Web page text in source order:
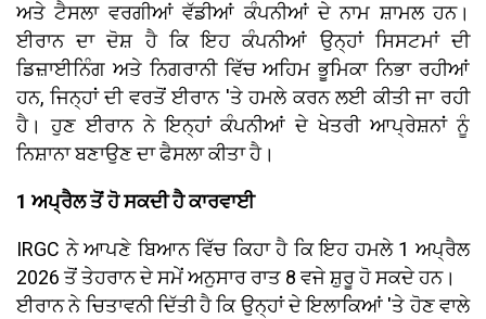
ਅਤੇ ਟੈਸਲਾ ਵਰਗੀਆਂ ਵੱਡੀਆਂ ਕੰਪਨੀਆਂ ਦੇ ਨਾਮ ਸ਼ਾਮਲ ਹਨ।
ਈਰਾਨ ਦਾ ਦੋਸ਼ ਹੈ ਕਿ ਇਹ ਕੰਪਨੀਆਂ ਉਨ੍ਹਾਂ ਸਿਸਟਮਾਂ ਦੀ
ਡਿਜ਼ਾਈਨਿੰਗ ਅਤੇ ਨਿਗਰਾਨੀ ਵਿੱਚ ਅਹਿਮ ਭੂਮਿਕਾ ਨਿਭਾ ਰਹੀਆਂ
ਹਨ, ਜਿਨ੍ਹਾਂ ਦੀ ਵਰਤੋਂ ਈਰਾਨ 'ਤੇ ਹਮਲੇ ਕਰਨ ਲਈ ਕੀਤੀ ਜਾ ਰਹੀ
ਹੈ। ਹੁਣ ਈਰਾਨ ਨੇ ਇਨ੍ਹਾਂ ਕੰਪਨੀਆਂ ਦੇ ਖੇਤਰੀ ਆਪ੍ਰੇਸ਼ਨਾਂ ਨੂੰ
ਨਿਸ਼ਾਨਾ ਬਣਾਉਣ ਦਾ ਫੈਸਲਾ ਕੀਤਾ ਹੈ।
1 ਅਪ੍ਰੈਲ ਤੋਂ ਹੋ ਸਕਦੀ ਹੈ ਕਾਰਵਾਈ
IRGC ਨੇ ਆਪਣੇ ਬਿਆਨ ਵਿੱਚ ਕਿਹਾ ਹੈ ਕਿ ਇਹ ਹਮਲੇ 1 ਅਪ੍ਰੈਲ
2026 ਤੋਂ ਤੇਹਰਾਨ ਦੇ ਸਮੇਂ ਅਨੁਸਾਰ ਰਾਤ 8 ਵਜੇ ਸ਼ੁਰੂ ਹੋ ਸਕਦੇ ਹਨ।
ਈਰਾਨ ਨੇ ਚਿਤਾਵਨੀ ਦਿੱਤੀ ਹੈ ਕਿ ਉਨ੍ਹਾਂ ਦੇ ਇਲਾਕਿਆਂ 'ਤੇ ਹੋਣ ਵਾਲੇ